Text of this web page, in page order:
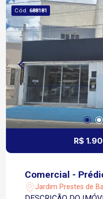
Diferenciais: Ideal
aceita permuta em veículos Agende
conheça esta
Cód. 688181
R$
Comercial -
Jardim Prestes de